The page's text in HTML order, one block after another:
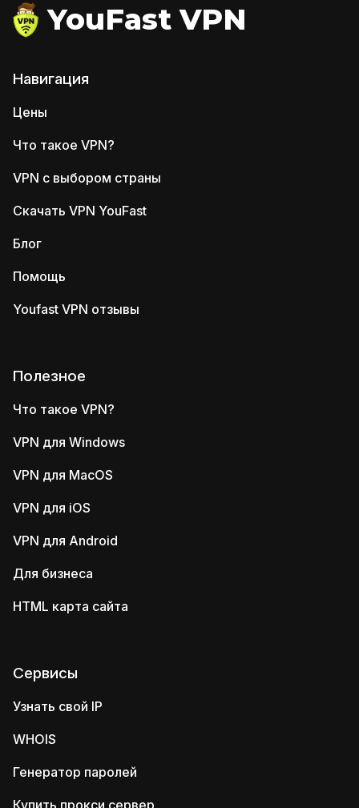
YouFast VPN
Навигация
Цены
Что такое VPN?
VPN с выбором страны
Скачать VPN YouFast
Блог
Помощь
Youfast VPN отзывы
Полезное
Что такое VPN?
VPN для Windows
VPN для MacOS
VPN для iOS
VPN для Android
Для бизнеса
HTML карта сайта
Сервисы
Узнать свой IP
WHOIS
Генератор паролей
Купить прокси сервер